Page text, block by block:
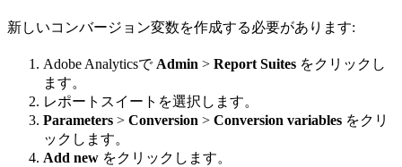
新しいコンバージョン変数を作成する必要があります:
Adobe Analyticsで Admin > Report Suites をクリックし
ます。
レポートスイートを選択します。
Parameters > Conversion > Conversion variables をクリ
ックします。
Add new をクリックします。